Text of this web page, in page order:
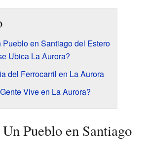
Pueblo en Santiago del Estero
Ubica La Aurora?
del Ferrocarril en La Aurora
Vive en La Aurora?
Pueblo en Santiago